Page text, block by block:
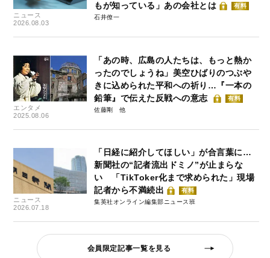
ニュース
2026.08.03
もが知っている」あの会社とは
有料
石井僚一
エンタメ
2025.08.06
「あの時、広島の人たちは、もっと熱か
ったのでしょうね」美空ひばりのつぶや
きに込められた平和への祈り…『一本の
鉛筆』で伝えた反戦への意志
有料
佐藤剛
ニュース
2026.07.18
「日経に紹介してほしい」が合言葉に…
新聞社の“記者流出ドミノ”が止まらな
い 「TikToker化まで求められた」現場
記者から不満続出
有料
集英社オンライン編集部ニュース班
会員限定記事一覧を見る